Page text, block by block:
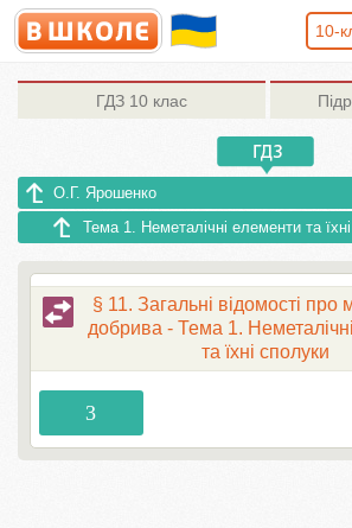
10-
ГДЗ 10 клас
О.Г. Ярошенко
Тема 1. Неметалічні елементи та
§ 11. Загальні відомості про
добрива - Тема 1.
та їхні сполуки
3